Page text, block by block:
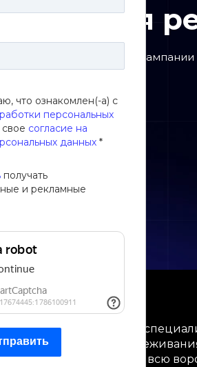
что ознакомлен(-а) с
персональных
согласие на
данных *
получать
и рекламные
настройку рекламной
звонки на сайт.
услугу
работают опытные
кабинет для
чтобы отслеживать всю